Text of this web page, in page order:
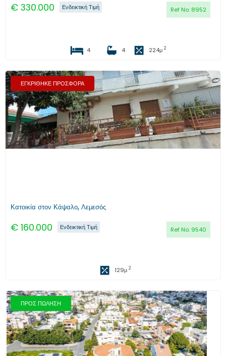
€ 330.000 Ref No: 8952
Ενδεικτική Τιμή
4 4 224μ 2
ΕΓΚΡΙΘΗΚΕ ΠΡΟΣΦΟΡΑ
Κατοικία στον Κάψαλο, Λεμεσός
€ 160.000 Ref No: 9540
Ενδεικτική Τιμή
129μ 2
ΠΡΟΣ ΠΩΛΗΣΗ
Προηγούμενο Επόμενο